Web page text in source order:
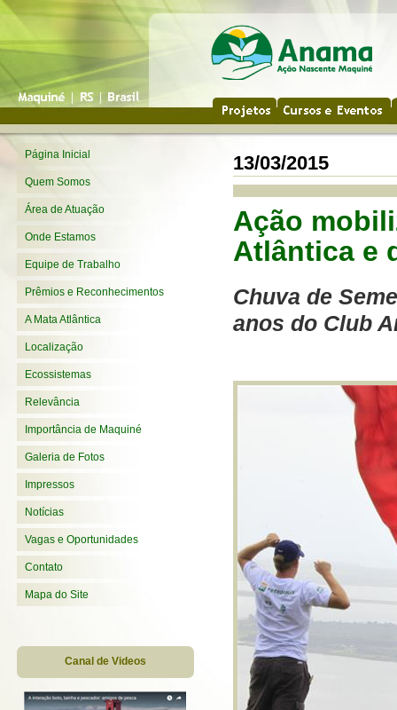
Página Inicial
Quem Somos
Área de Atuação
Onde Estamos
Equipe de Trabalho
Prêmios e Reconhecimentos
A Mata Atlântica
Localização
Ecossistemas
Relevância
Importância de Maquiné
Galeria de Fotos
Impressos
Notícias
Vagas e Oportunidades
Contato
Mapa do Site
Canal de Videos
13/03/2015
Ação
Atlântica e
Chuva de
anos do Club